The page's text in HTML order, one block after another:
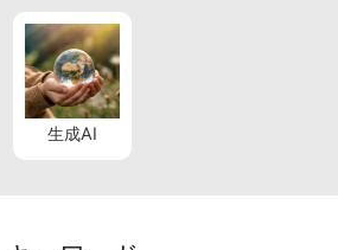
生成AI